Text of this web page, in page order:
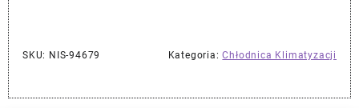
SKU: NIS-94679 Kategoria:Chłodnica Klimatyzacji